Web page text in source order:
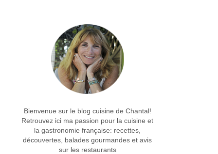
Bienvenue sur le blog cuisine de Chantal!
Retrouvez ici ma passion pour la cuisine et
la gastronomie française: recettes,
découvertes, balades gourmandes et avis
sur les restaurants